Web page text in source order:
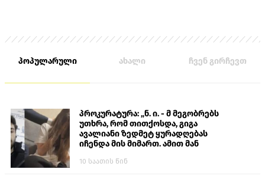
პოპულარული ახალი ჩვენ გირჩევთ
პროკურატურა: „ნ. ი. - მ მეგობრებს
უთხრა, რომ თითქოსდა, გიგა
ავალიანი ზედმეტ ყურადღებას
იჩენდა მის მიმართ. ამით მან
თავს დასხმოდა გიგა ავალიანს“
10 საათის წინ